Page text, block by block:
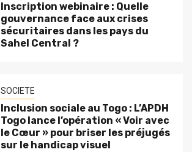
Inscription webinaire : Quelle
gouvernance face aux crises
sécuritaires dans les pays du
Sahel Central ?
SOCIETE
Inclusion sociale au Togo : L’APDH
Togo lance l’opération « Voir avec
le Cœur » pour briser les préjugés
sur le handicap visuel